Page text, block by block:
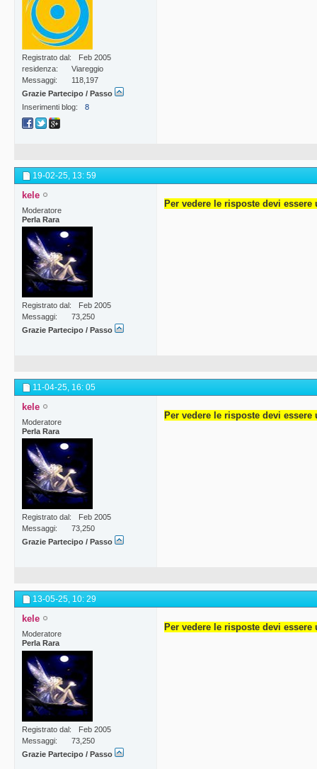
Registrato dal
Feb 2005
residenza
Viareggio
Messaggi
118,197
Grazie Partecipo / Passo
Inserimenti blog
8
19-02-25, 13: 59
kele
Moderatore
Perla Rara
Registrato dal
Feb 2005
Messaggi
73,250
Grazie Partecipo / Passo
Per vedere le risposte devi essere
11-04-25, 16: 05
kele
Moderatore
Perla Rara
Registrato dal
Feb 2005
Messaggi
73,250
Grazie Partecipo / Passo
Per vedere le risposte devi
13-05-25, 10: 29
kele
Moderatore
Perla Rara
Registrato dal
Feb 2005
Messaggi
73,250
Grazie Partecipo / Passo
Per vedere le risposte devi